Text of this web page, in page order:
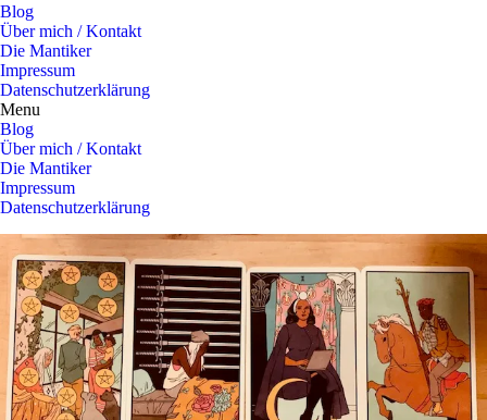
Blog
Über mich / Kontakt
Die Mantiker
Impressum
Datenschutzerklärung
Menu
Blog
Über mich / Kontakt
Die Mantiker
Impressum
Datenschutzerklärung